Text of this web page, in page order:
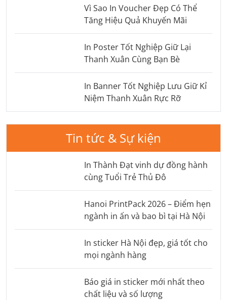
Vì Sao In Voucher Đẹp Có Thể
Tăng Hiệu Quả Khuyến Mãi
In Poster Tốt Nghiệp Giữ Lại
Thanh Xuân Cùng Bạn Bè
In Banner Tốt Nghiệp Lưu Giữ Kỉ
Niệm Thanh Xuân Rực Rỡ
Tin tức & Sự kiện
In Thành Đạt vinh dự đồng hành
cùng Tuổi Trẻ Thủ Đô
Hanoi PrintPack 2026 – Điểm hẹn
ngành in ấn và bao bì tại Hà Nội
In sticker Hà Nội đẹp, giá tốt cho
mọi ngành hàng
Báo giá in sticker mới nhất theo
chất liệu và số lượng